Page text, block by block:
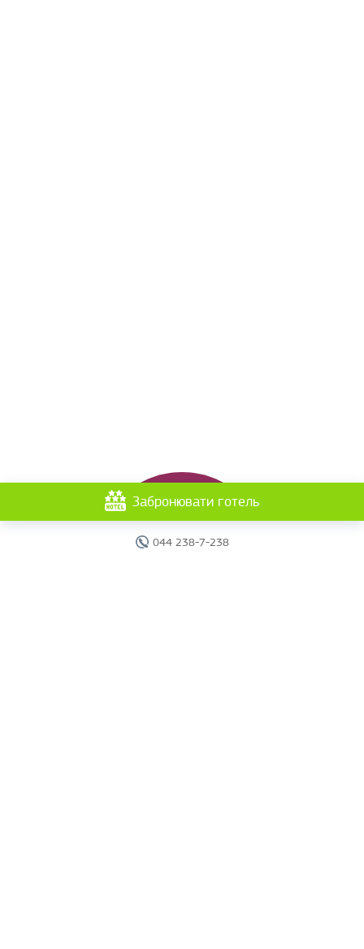
044 238-7-238
Забронювати готель